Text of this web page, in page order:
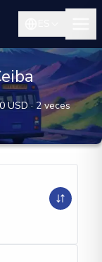
USD · 2 veces